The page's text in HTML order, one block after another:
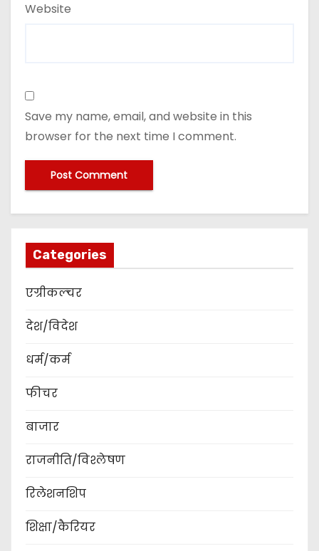
Website
Save my name, email, and website in this
browser for the next time I comment.
Categories
एग्रीकल्चर
देश/विदेश
धर्म/कर्म
फीचर
बाजार
राजनीति/विश्लेषण
रिलेशनशिप
शिक्षा/कैरियर